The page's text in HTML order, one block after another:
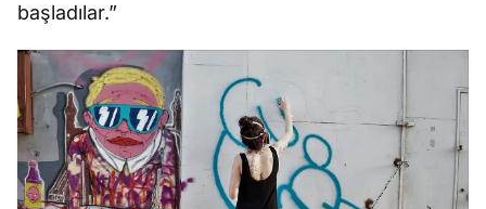
başladılar.”